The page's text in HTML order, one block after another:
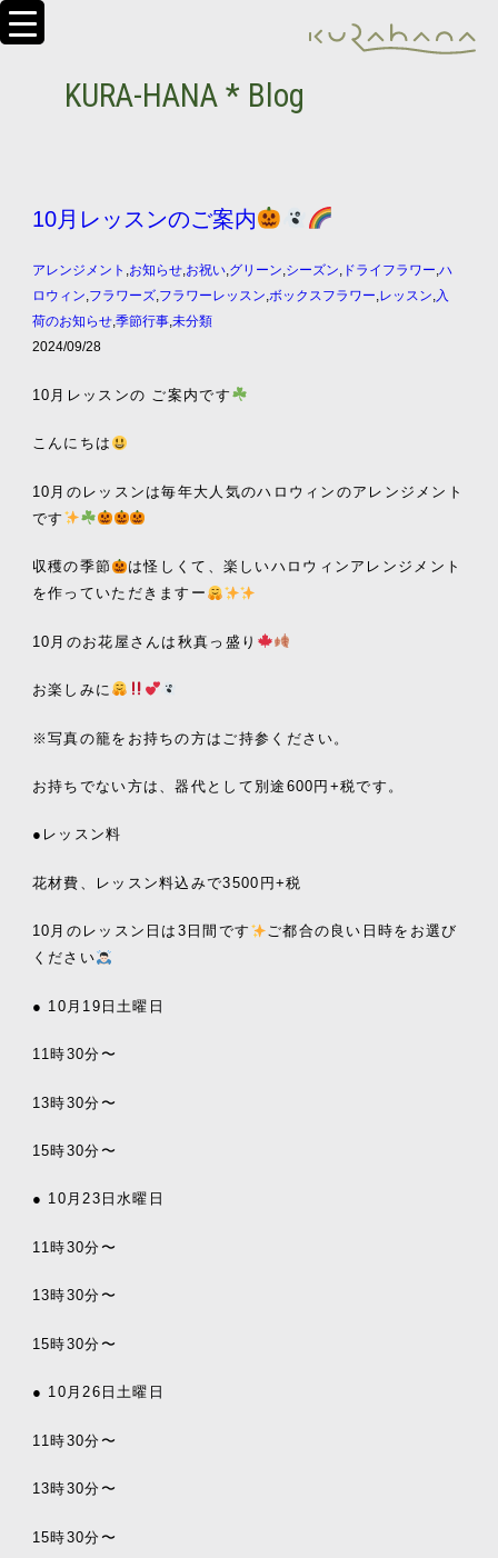
KURA-HANA * Blog
10月レッスンのご案内
アレンジメント ,お知らせ,お祝い,グリーン,シーズン,ドライフラワー,ハ
ロウィン,フラワーズ,フラワーレッスン,ボックスフラワー,レッスン,入
荷のお知らせ,季節行事,未分類
2024/09/28
10月レッスンの ご案内です
こんにちは
10月のレッスンは毎年大人気のハロウィンのアレンジメント
です
収穫の季節
は怪しくて、楽しいハロウィンアレンジメント
を作っていただきますー
10月のお花屋さんは秋真っ盛り
お楽しみに
※写真の籠をお持ちの方はご持参ください。
お持ちでない方は、器代として別途600円+税です。
●レッスン料
花材費、レッスン料込みで3500円+税
10月のレッスン日は3日間です
ご都合の良い日時をお選び
ください
● 10月19日土曜日
11時30分〜
13時30分〜
15時30分〜
● 10月23日水曜日
11時30分〜
13時30分〜
15時30分〜
● 10月26日土曜日
11時30分〜
13時30分〜
15時30分〜